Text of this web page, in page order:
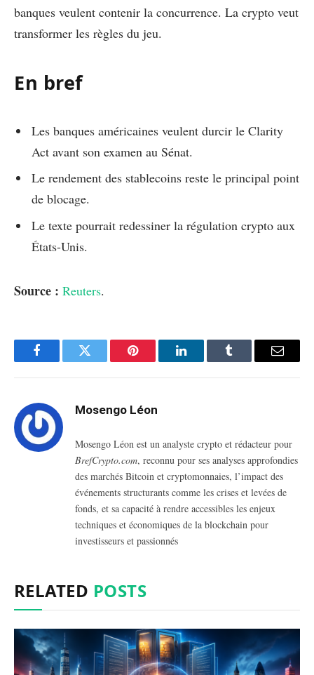
banques veulent contenir la concurrence. La crypto veut
transformer les règles du jeu.
En bref
Les banques américaines veulent durcir le Clarity
Act avant son examen au Sénat.
Le rendement des stablecoins reste le principal point
de blocage.
Le texte pourrait redessiner la régulation crypto aux
États-Unis.
Source : Reuters.
FacebookTwitter Pinterest LinkedInTumblr Email
Mosengo Léon
Mosengo Léon est un analyste crypto et rédacteur pour
BrefCrypto.com, reconnu pour ses analyses approfondies
des marchés Bitcoin et cryptomonnaies, l’impact des
événements structurants comme les crises et levées de
fonds, et sa capacité à rendre accessibles les enjeux
techniques et économiques de la blockchain pour
investisseurs et passionnés
RELATED POSTS